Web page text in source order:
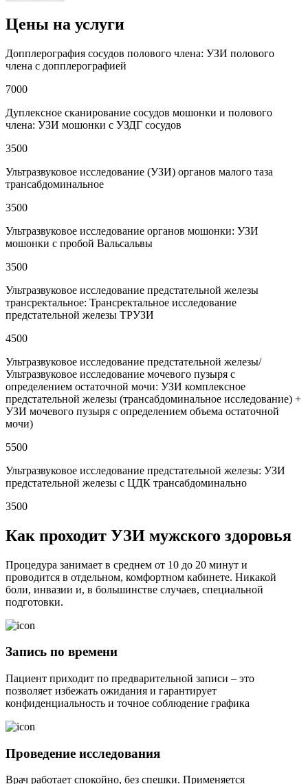
Цены на услуги
Допплерография сосудов полового члена: УЗИ полового
члена с допплерографией
7000
Дуплексное сканирование сосудов мошонки и полового
члена: УЗИ мошонки с УЗДГ сосудов
3500
Ультразвуковое исследование (УЗИ) органов малого таза
трансабдоминальное
3500
Ультразвуковое исследование органов мошонки: УЗИ
мошонки с пробой Вальсальвы
3500
Ультразвуковое исследование предстательной железы
трансректальное: Трансректальное исследование
предстательной железы ТРУЗИ
4500
Ультразвуковое исследование предстательной железы/
Ультразвуковое исследование мочевого пузыря с
определением остаточной мочи: УЗИ комплексное
предстательной железы (трансабдоминальное исследование) +
УЗИ мочевого пузыря с определением объема остаточной
мочи)
5500
Ультразвуковое исследование предстательной железы: УЗИ
предстательной железы с ЦДК трансабдоминально
3500
Как проходит УЗИ мужского здоровья
Процедура занимает в среднем от 10 до 20 минут и
проводится в отдельном, комфортном кабинете. Никакой
боли, инвазии и, в большинстве случаев, специальной
подготовки.
Запись по времени
Пациент приходит по предварительной записи – это
позволяет избежать ожидания и гарантирует
конфиденциальность и точное соблюдение графика
Проведение исследования
Врач работает спокойно, без спешки. Применяется